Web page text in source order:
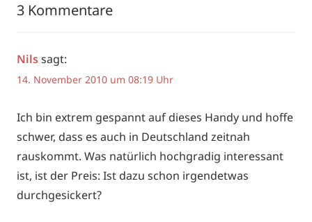
3 Kommentare
Nilssagt:
14. November 2010 um 08:19 Uhr
Ich bin extrem gespannt auf dieses Handy und hoffe
schwer, dass es auch in Deutschland zeitnah
rauskommt. Was natürlich hochgradig interessant
ist, ist der Preis: Ist dazu schon irgendetwas
durchgesickert?